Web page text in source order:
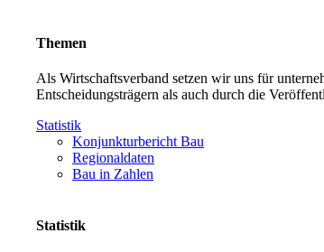
Themen
Als Wirtschaftsverband setzen wir uns für
Entscheidungsträgern als auch durch die
Statistik
Konjunkturbericht Bau
Regionaldaten
Bau in Zahlen
Statistik